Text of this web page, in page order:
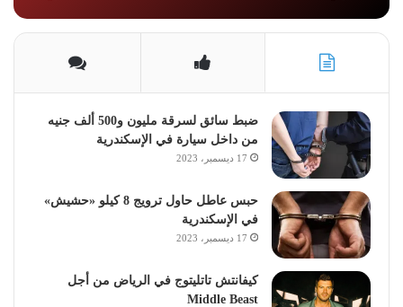
ضبط سائق لسرقة مليون و500 ألف جنيه
من داخل سيارة في الإسكندرية
17 ديسمبر، 2023
حبس عاطل حاول ترويج 8 كيلو «حشيش»
في الإسكندرية
17 ديسمبر، 2023
كيفانتش تاتليتوج في الرياض من أجل
Middle Beast